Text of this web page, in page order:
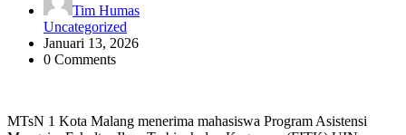
Tim Humas
Uncategorized
Januari 13, 2026
0 Comments
MTsN 1 Kota Malang menerima mahasiswa Program Asistensi